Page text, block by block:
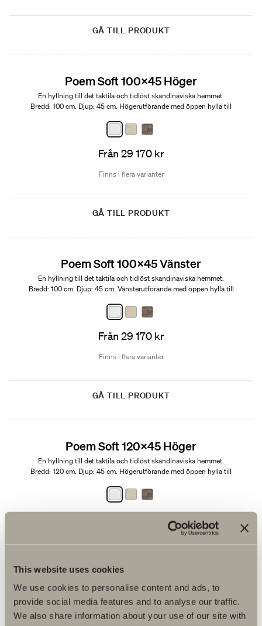
This website uses cookies
We use cookies to personalise content and ads, to
provide social media features and to analyse our traffic.
We also share information about your use of our site with
GÅ TILL PRODUKT
Poem Soft 100x45 Höger
En hyllning till det taktila och tidlöst skandinaviska hemmet.
Bredd: 100 cm. Djup: 45 cm. Högerutförande med öppen hylla till
Från 29 170 kr
Finns i flera varianter
GÅ TILL PRODUKT
Poem Soft 100x45 Vänster
En hyllning till det taktila och tidlöst skandinaviska hemmet.
Bredd: 100 cm. Djup: 45 cm. Vänsterutförande med öppen hylla till
Från 29 170 kr
Finns i flera varianter
GÅ TILL PRODUKT
Poem Soft 120x45 Höger
En hyllning till det taktila och tidlöst skandinaviska hemmet.
Bredd: 120 cm. Djup: 45 cm. Högerutförande med öppen hylla till
Edition 01